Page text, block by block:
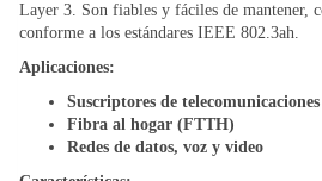
Layer 3. Son fiables y fáciles de mantener,
conforme a los estándares IEEE 802.3ah.
Aplicaciones:
Suscriptores de telecomunicaciones
Fibra al hogar (FTTH)
Redes de datos, voz y video